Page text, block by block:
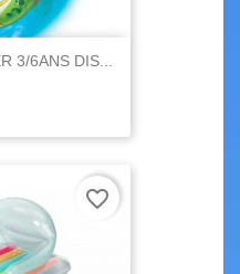
3/6ANS DIS...
favorite_border